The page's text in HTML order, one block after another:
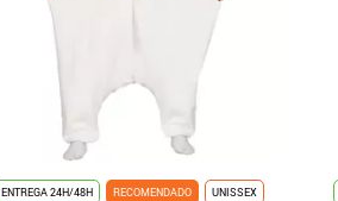
ENTREGA 24H/48H RECOMENDADO UNISSEX